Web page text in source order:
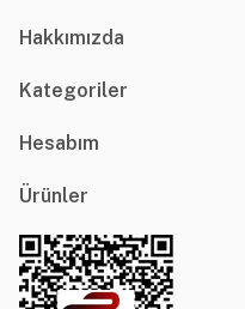
Hakkımızda
Kategoriler
Hesabım
Ürünler